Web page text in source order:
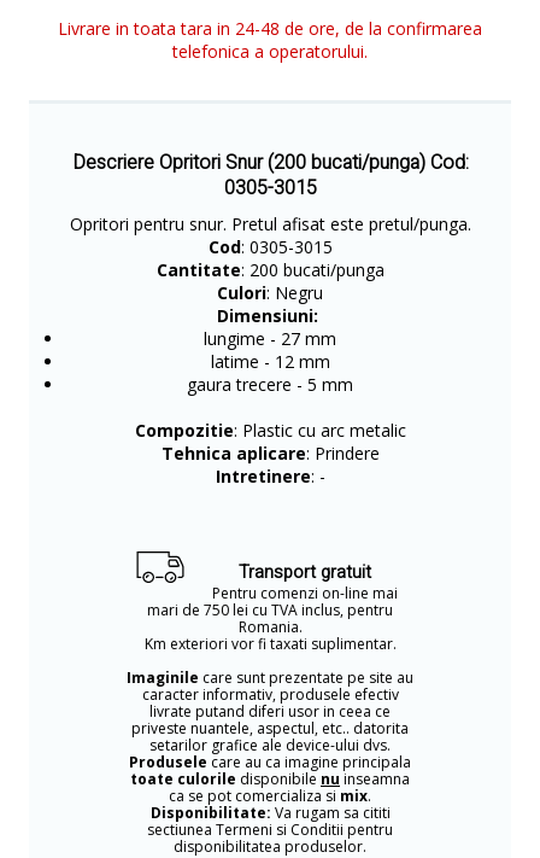
Livrare in toata tara in 24-48 de ore, de la confirmarea
telefonica a operatorului.
Descriere Opritori Snur (200 bucati/punga) Cod:
0305-3015
Opritori pentru snur. Pretul afisat este pretul/punga.
Cod: 0305-3015
Cantitate: 200 bucati/punga
Culori: Negru
Dimensiuni:
lungime - 27 mm
latime - 12 mm
gaura trecere - 5 mm
Compozitie: Plastic cu arc metalic
Tehnica aplicare: Prindere
Intretinere: -
Transport gratuit
Pentru comenzi on-line mai
mari de 750 lei cu TVA inclus, pentru
Romania.
Km exteriori vor fi taxati suplimentar.
Imaginile care sunt prezentate pe site au
caracter informativ, produsele efectiv
livrate putand diferi usor in ceea ce
priveste nuantele, aspectul, etc.. datorita
setarilor grafice ale device-ului dvs.
Produsele care au ca imagine principala
toate culorile disponibile nu inseamna
ca se pot comercializa si mix.
Disponibilitate: Va rugam sa cititi
sectiunea Termeni si Conditii pentru
disponibilitatea produselor.